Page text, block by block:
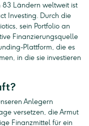
83 Ländern weltweit ist
Investing. Durch die
sein Portfolio an
Finanzierungsquelle
Plattform, die es
in die sie investieren
Anlegern
versetzen, die Armut
Finanzmittel für ein